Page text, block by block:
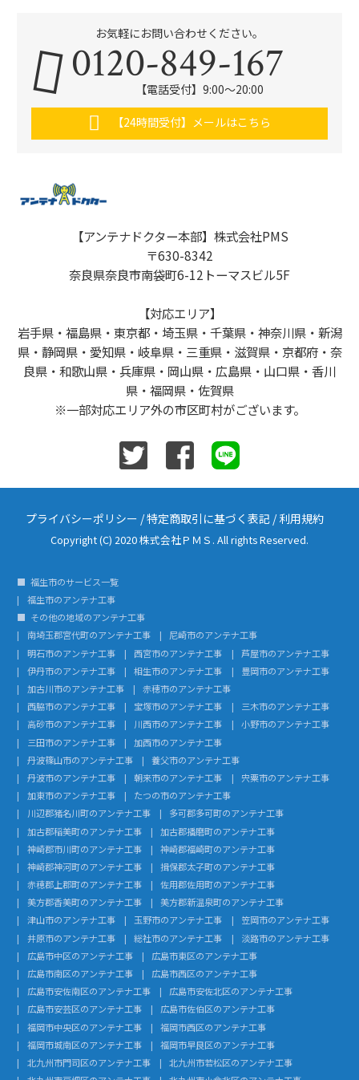
お気軽にお問い合わせください。
0120-849-167
【電話受付】9:00〜20:00
【24時間受付】メールはこちら
【アンテナドクター本部】株式会社PMS
〒630-8342
奈良県奈良市南袋町6-12トーマスビル5F
【対応エリア】
岩手県・福島県・東京都・埼玉県・千葉県・神奈川県・新潟
県・静岡県・愛知県・岐阜県・三重県・滋賀県・京都府・奈
良県・和歌山県・兵庫県・岡山県・広島県・山口県・香川
県・福岡県・佐賀県
※一部対応エリア外の市区町村がございます。
プライバシーポリシー /特定商取引に基づく表記 /利用規約
Copyright (C) 2020 株式会社ＰＭＳ. All rights Reserved.
福生市のサービス一覧
福生市のアンテナ工事
その他の地域のアンテナ工事
南埼玉郡宮代町のアンテナ工事
尼崎市のアンテナ工事
明石市のアンテナ工事
西宮市のアンテナ工事
芦屋市のアンテナ工事
伊丹市のアンテナ工事
相生市のアンテナ工事
豊岡市のアンテナ工事
加古川市のアンテナ工事
赤穂市のアンテナ工事
西脇市のアンテナ工事
宝塚市のアンテナ工事
三木市のアンテナ工事
高砂市のアンテナ工事
川西市のアンテナ工事
小野市のアンテナ工事
三田市のアンテナ工事
加西市のアンテナ工事
丹波篠山市のアンテナ工事
養父市のアンテナ工事
丹波市のアンテナ工事
朝来市のアンテナ工事
宍粟市のアンテナ工事
加東市のアンテナ工事
たつの市のアンテナ工事
川辺郡猪名川町のアンテナ工事
多可郡多可町のアンテナ工事
加古郡稲美町のアンテナ工事
加古郡播磨町のアンテナ工事
神崎郡市川町のアンテナ工事
神崎郡福崎町のアンテナ工事
神崎郡神河町のアンテナ工事
揖保郡太子町のアンテナ工事
赤穂郡上郡町のアンテナ工事
佐用郡佐用町のアンテナ工事
美方郡香美町のアンテナ工事
美方郡新温泉町のアンテナ工事
津山市のアンテナ工事
玉野市のアンテナ工事
笠岡市のアンテナ工事
井原市のアンテナ工事
総社市のアンテナ工事
淡路市のアンテナ工事
広島市中区のアンテナ工事
広島市東区のアンテナ工事
広島市南区のアンテナ工事
広島市西区のアンテナ工事
広島市安佐南区のアンテナ工事
広島市安佐北区のアンテナ工事
広島市安芸区のアンテナ工事
広島市佐伯区のアンテナ工事
福岡市中央区のアンテナ工事
福岡市西区のアンテナ工事
福岡市城南区のアンテナ工事
福岡市早良区のアンテナ工事
北九州市門司区のアンテナ工事
北九州市若松区のアンテナ工事